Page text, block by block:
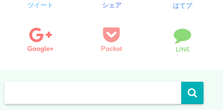
ツイート シェア はてブ
Google+ Pocket LINE